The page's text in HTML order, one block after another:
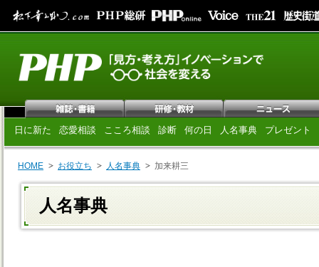
日に新た 恋愛相談 こころ相談 診断 何の日 人名事典 プレゼント
HOME お役立ち 人名事典 加来耕三
人名事典